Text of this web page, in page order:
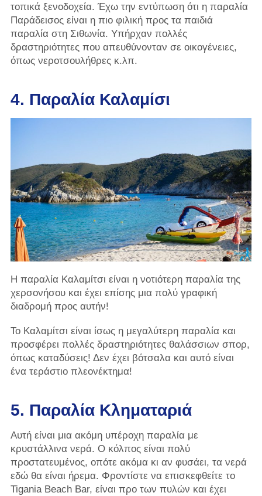
τοπικά ξενοδοχεία. Έχω την εντύπωση ότι η παραλία
Παράδεισος είναι η πιο φιλική προς τα παιδιά
παραλία στη Σιθωνία. Υπήρχαν πολλές
δραστηριότητες που απευθύνονταν σε οικογένειες,
όπως νεροτσουλήθρες κ.λπ.
4. Παραλία Καλαμίσι
Η παραλία Καλαμίτσι είναι η νοτιότερη παραλία της
χερσονήσου και έχει επίσης μια πολύ γραφική
διαδρομή προς αυτήν!
Το Καλαμίτσι είναι ίσως η μεγαλύτερη παραλία και
προσφέρει πολλές δραστηριότητες θαλάσσιων σπορ,
όπως καταδύσεις! Δεν έχει βότσαλα και αυτό είναι
ένα τεράστιο πλεονέκτημα!
5. Παραλία Κληματαριά
Αυτή είναι μια ακόμη υπέροχη παραλία με
κρυστάλλινα νερά. Ο κόλπος είναι πολύ
προστατευμένος, οπότε ακόμα κι αν φυσάει, τα νερά
εδώ θα είναι ήρεμα. Φροντίστε να επισκεφθείτε το
Tigania Beach Bar, είναι προ των πυλών και έχει